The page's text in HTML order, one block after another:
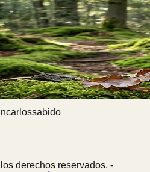
derechos reservados. -